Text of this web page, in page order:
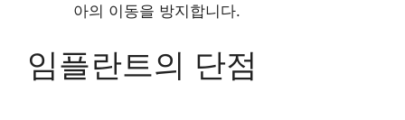
아의 이동을 방지합니다.
임플란트의 단점